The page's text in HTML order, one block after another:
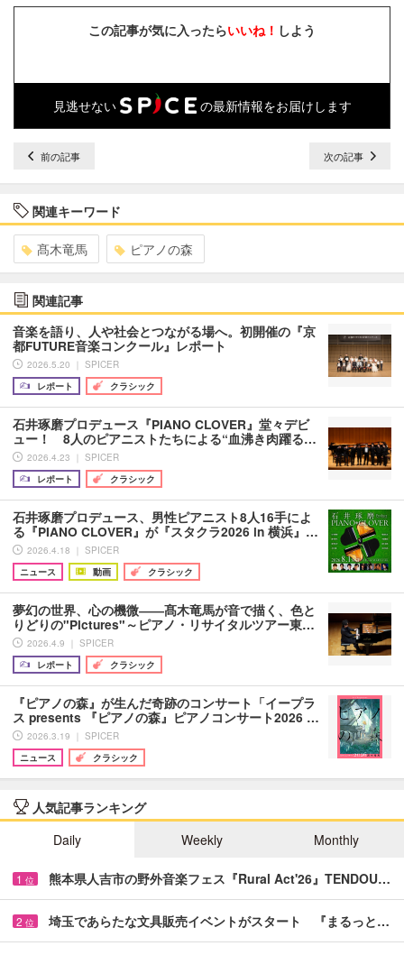
この記事が気に入ったらいいね！ しよう
見逃せない の最新情報をお届けします
前の記事 次の記事
関連キーワード
髙木竜馬 ピアノの森
関連記事
音楽を語り、人や社会とつながる場へ。初開催の『京
都FUTURE音楽コンクール』レポート
2026.5.20 ｜ SPICER
レポート
クラシック
石井琢磨プロデュース『PIANO CLOVER』堂々デビ
ュー！ 8人のピアニストたちによる“血沸き肉躍る…
2026.4.23 ｜ SPICER
レポート
クラシック
石井琢磨プロデュース、男性ピアニスト8人16手によ
る『PIANO CLOVER』が『スタクラ2026 in 横浜』…
2026.4.18 ｜ SPICER
ニュース
動画 クラシック
夢幻の世界、心の機微――髙木竜馬が音で描く、色と
りどりの"Pictures"～ピアノ・リサイタルツアー東…
2026.4.9 ｜ SPICER
レポート
クラシック
『ピアノの森』が生んだ奇跡のコンサート「イープラ
ス presents 『ピアノの森』ピアノコンサート2026 …
2026.3.19 ｜ SPICER
ニュース
クラシック
人気記事ランキング
Daily
Weekly Monthly
1 位 熊本県人吉市の野外音楽フェス『Rural Act'26』TENDOU…
2 位 埼玉であらたな文具販売イベントがスタート 『まるっと…